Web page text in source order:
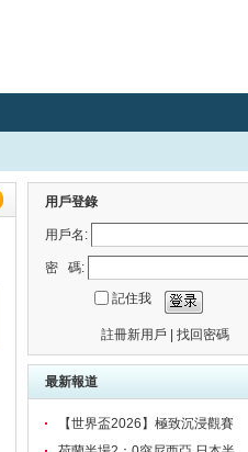
用戶登錄
用戶名:
密 碼:
記住我
註冊新用戶 找回密碼
最新報道
【世界盃2026】極致沉浸觀賽